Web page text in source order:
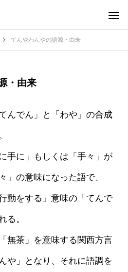
てんやわんやの語源・由来
・由来
んでん」と「わや」の合成
手に」もしくは「手々」が
」の意味になった語で、
動をする」意味の「てんで
る。
無茶」を意味する関西方言
や」となり、それに語調を